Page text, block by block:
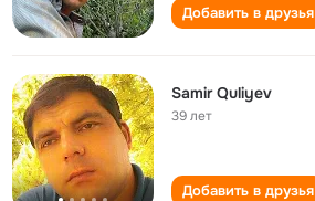
Добавить в друзья
Samir Quliyev
39 лет
Добавить в друзья